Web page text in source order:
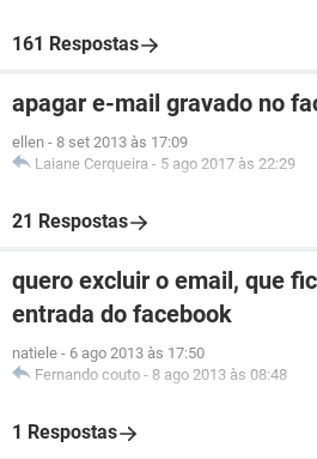
161 Respostas
apagar e-mail gravado no
ellen - 8 set 2013 às 17:09
Laiane Cerqueira - 5 ago 2017 às 22:29
21 Respostas
quero excluir o email, que
entrada do facebook
natiele - 6 ago 2013 às 17:50
Fernando couto - 8 ago 2013 às 08:48
1 Respostas